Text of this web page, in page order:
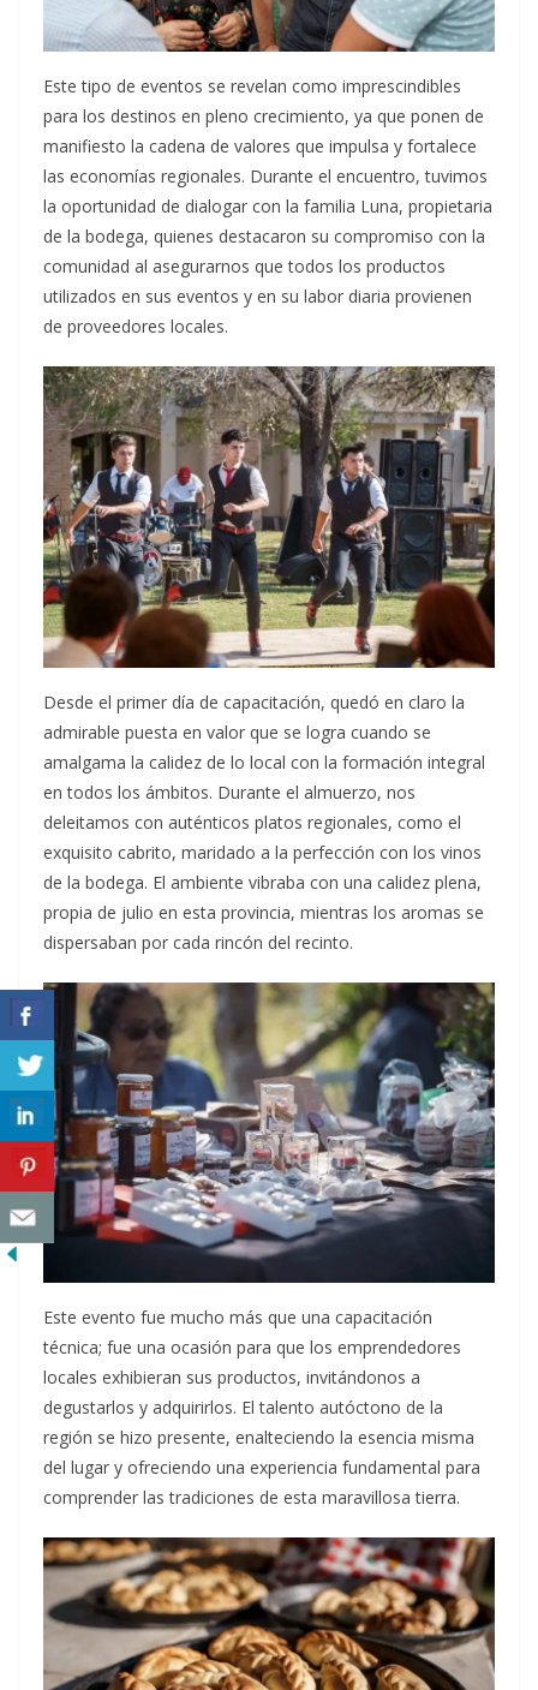
Este tipo de eventos se revelan como imprescindibles
para los destinos en pleno crecimiento, ya que ponen de
manifiesto la cadena de valores que impulsa y fortalece
las economías regionales. Durante el encuentro, tuvimos
la oportunidad de dialogar con la familia Luna, propietaria
de la bodega, quienes destacaron su compromiso con la
comunidad al asegurarnos que todos los productos
utilizados en sus eventos y en su labor diaria provienen
de proveedores locales.
Desde el primer día de capacitación, quedó en claro la
admirable puesta en valor que se logra cuando se
amalgama la calidez de lo local con la formación integral
en todos los ámbitos. Durante el almuerzo, nos
deleitamos con auténticos platos regionales, como el
exquisito cabrito, maridado a la perfección con los vinos
de la bodega. El ambiente vibraba con una calidez plena,
propia de julio en esta provincia, mientras los aromas se
dispersaban por cada rincón del recinto.
Este evento fue mucho más que una capacitación
técnica; fue una ocasión para que los emprendedores
locales exhibieran sus productos, invitándonos a
degustarlos y adquirirlos. El talento autóctono de la
región se hizo presente, enalteciendo la esencia misma
del lugar y ofreciendo una experiencia fundamental para
comprender las tradiciones de esta maravillosa tierra.